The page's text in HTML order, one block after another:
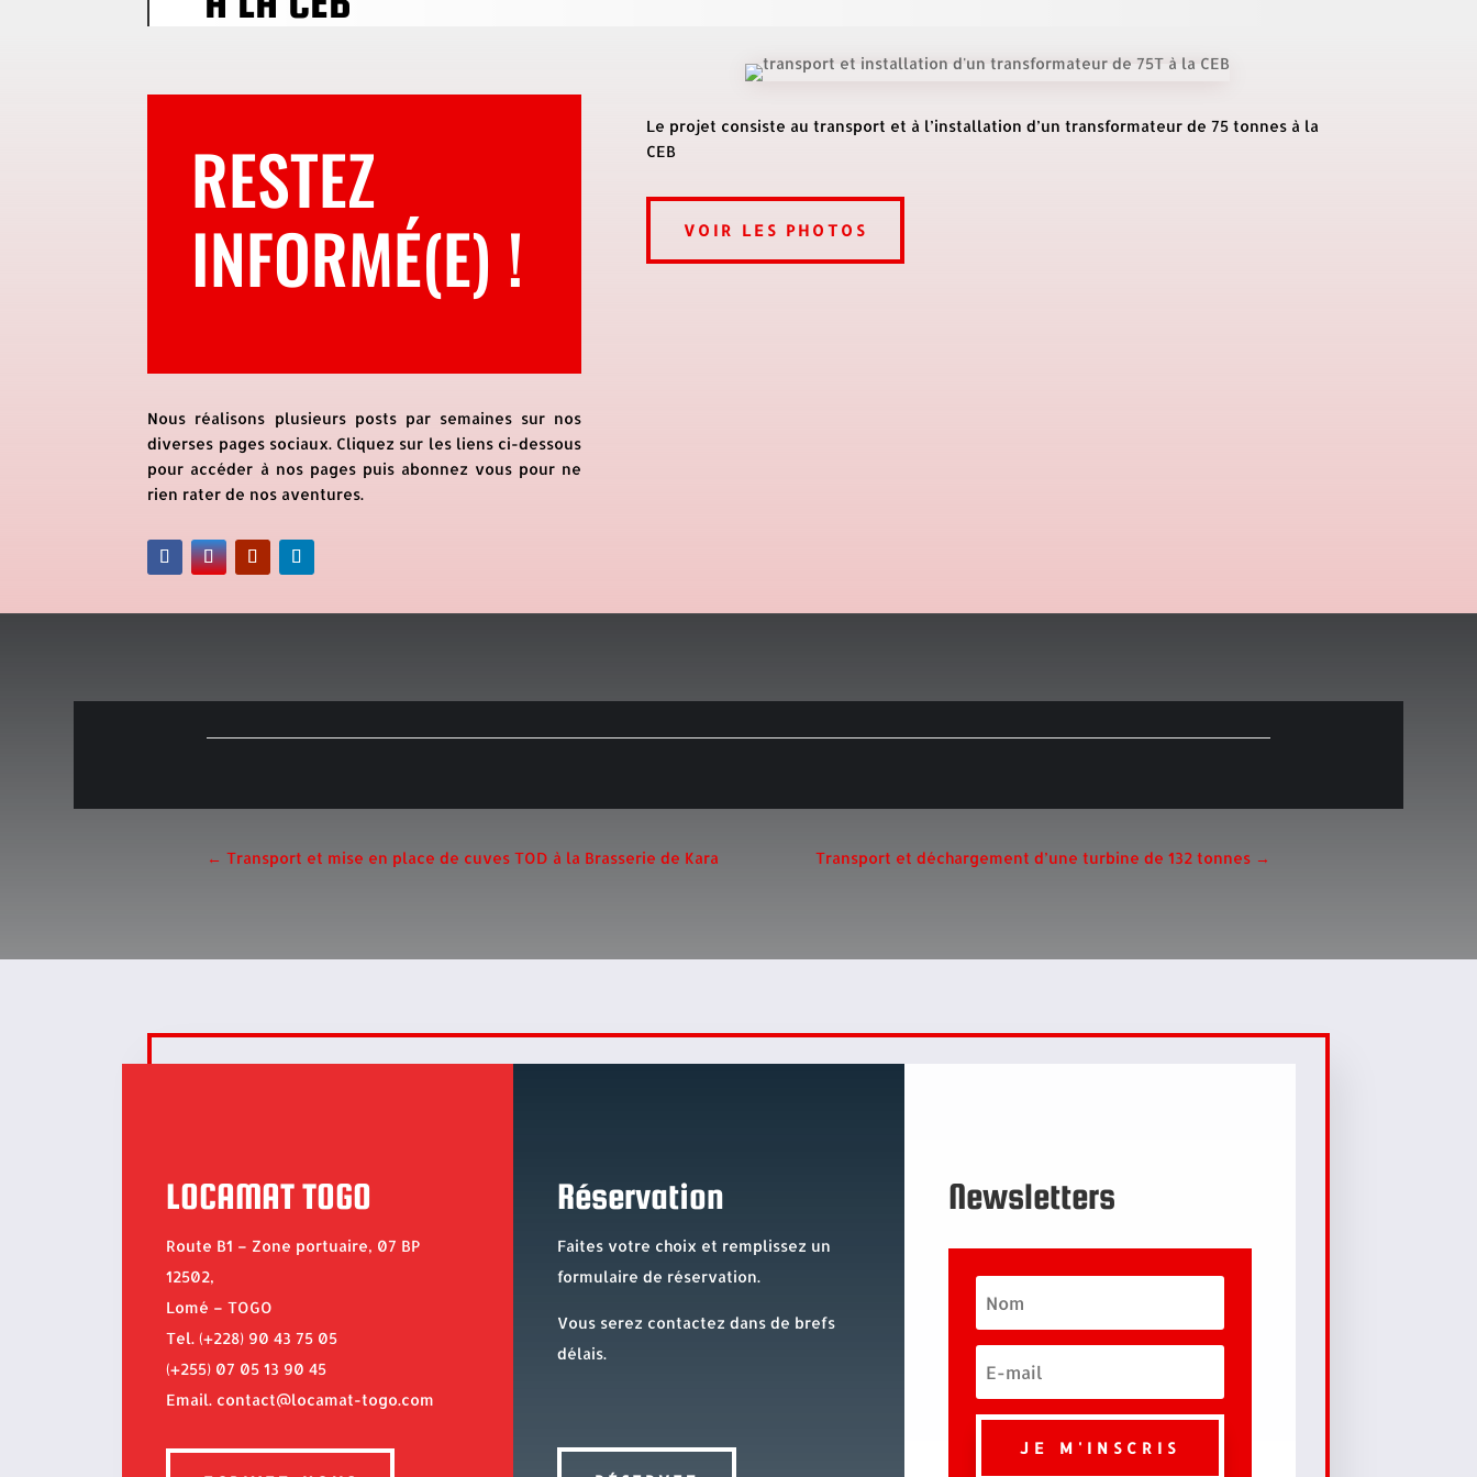
RESTEZ
INFORMÉ(E) !
Nous réalisons plusieurs posts par semaines sur nos
diverses pages sociaux. Cliquez sur les liens ci-dessous
pour accéder à nos pages puis abonnez vous pour ne
rien rater de nos aventures.
Le projet consiste au transport et à l’installation d’un transformateur de 75 tonnes à la
CEB
VOIR LES PHOTOS
←Transport et mise en place de cuves TOD à la Brasserie de Kara Transport et déchargement d’une turbine de 132 tonnes→
LOCAMAT TOGO
Route B1 – Zone portuaire, 07 BP
12502,
Lomé – TOGO
Tel. (+228) 90 43 75 05
(+255) 07 05 13 90 45
Email. contact@locamat-togo.com
Réservation
Faites votre choix et remplissez un
formulaire de réservation.
Vous serez contactez dans de brefs
délais.
Newsletters
JE M'INSCRIS